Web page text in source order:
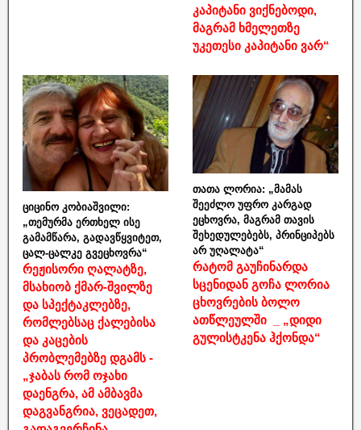
კაპიტანი ვიქნებოდი,
მაგრამ ხმელეთზე
უკეთესი კაპიტანი ვარ“
ციცინო კობიაშვილი:
„თემურმა ერთხელ ისე
გამამწარა, გადავწყვიტეთ,
ცალ-ცალკე გვეცხოვრა“
რეჟისორი ღალატზე,
მსახიობ ქმარ-შვილზე
და სპექტაკლებზე,
რომლებსაც ქალებისა
და კაცების
პრობლემებზე დგამს -
„ჯაბას რომ ოჯახი
დაენგრა, ამ ამბავმა
დაგვანგრია, ვეცადეთ,
თათა ლორია: „მამას
შეეძლო უფრო კარგად
ეცხოვრა, მაგრამ თავის
შეხედულებებს, პრინციპებს
არ უღალატა“
რატომ გაუჩინარდა
სცენიდან გოჩა ლორია
ცხოვრების ბოლო
ათწლეულში _ „დიდი
გულისტკენა ჰქონდა“